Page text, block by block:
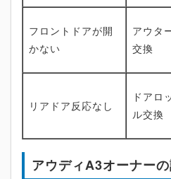
フロントドアが開
かない
アウタ
交換
リアドア反応なし
ドアロ
ル交換
アウディA3オーナー